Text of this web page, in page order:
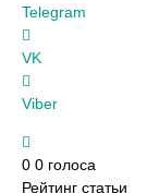
Telegram
VK
Viber
0 0 голоса
Рейтинг статьи